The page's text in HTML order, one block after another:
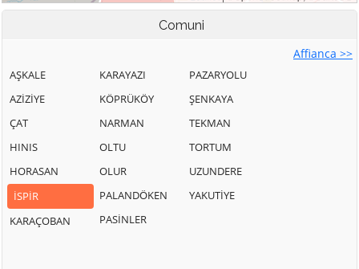
Comuni
Affianca >>
AŞKALE
AZİZİYE
ÇAT
HINIS
HORASAN
İSPİR
KARAÇOBAN
KARAYAZI
KÖPRÜKÖY
NARMAN
OLTU
OLUR
PALANDÖKEN
PASİNLER
PAZARYOLU
ŞENKAYA
TEKMAN
TORTUM
UZUNDERE
YAKUTİYE